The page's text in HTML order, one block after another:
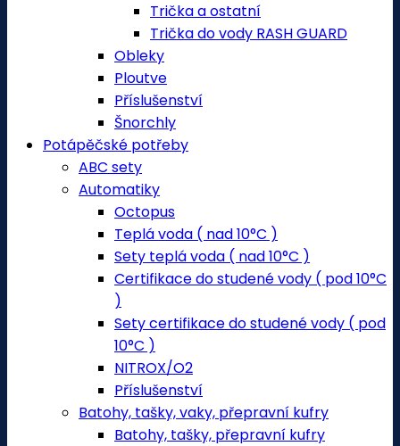
Trička a ostatní
Trička do vody RASH GUARD
Obleky
Ploutve
Příslušenství
Šnorchly
Potápěčské potřeby
ABC sety
Automatiky
Octopus
Teplá voda ( nad 10°C )
Sety teplá voda ( nad 10°C )
Certifikace do studené vody ( pod 10°C
)
Sety certifikace do studené vody ( pod
10°C )
NITROX/O2
Příslušenství
Batohy, tašky, vaky, přepravní kufry
Batohy, tašky, přepravní kufry